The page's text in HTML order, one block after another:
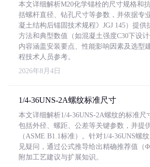
本文详细解析M20化学锚栓的尺寸规格和
括螺杆直径、钻孔尺寸等参数，并依据专
凝土结构后锚固技术规程》JGJ 145）提供
方法和典型数值（如混凝土强度C30下设计
内容涵盖安装要点、性能影响因素及选型
程技术人员参考。
2026年8月4日
1/4-36UNS-2A螺纹标准尺寸
本文详细解析1/4-36UNS-2A螺纹的标准尺
包括外径、螺距、公差等关键参数，并提
（ASME B1.1标准）。针对1/4-36UNS螺
见疑问，通过公式推导给出精确推荐值（
附加工艺建议与扩展知识。